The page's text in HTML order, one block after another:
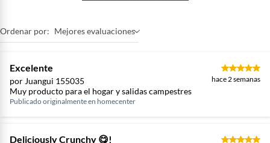
Ordenar por: Mejores evaluaciones
Excelente
por Juangui 155035 hace 2 semanas
Muy producto para el hogar y salidas campestres
Publicado originalmente en homecenter
Deliciously Crunchy 😋!